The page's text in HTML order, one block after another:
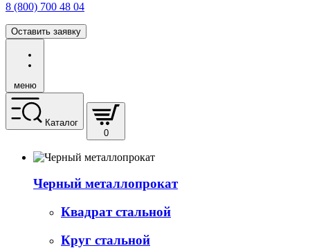
8 (800) 700 48 04
Оставить заявку
меню
Каталог
0
Черный металлопрокат
Квадрат стальной
Круг стальной